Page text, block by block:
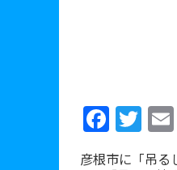
彦根市に「吊る